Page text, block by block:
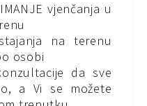
vjenčanja u
na terenu
osobi
da sve
a Vi se možete